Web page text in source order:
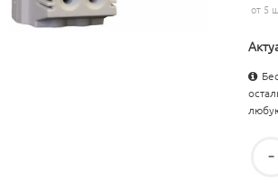
от 5
-